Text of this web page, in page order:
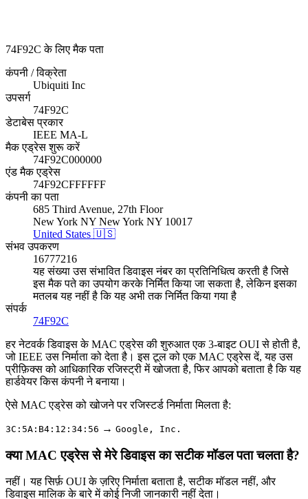
74F92C के लिए मैक पता
कंपनी / विक्रेता
Ubiquiti Inc
उपसर्ग
74F92C
डेटाबेस प्रकार
IEEE MA-L
मैक एड्रेस शुरू करें
74F92C000000
एंड मैक एड्रेस
74F92CFFFFFF
कंपनी का पता
685 Third Avenue, 27th Floor
New York NY New York NY 10017
United States 🇺🇸
संभव उपकरण
16777216
यह संख्या उस संभावित डिवाइस नंबर का प्रतिनिधित्व करती है जिसे
इस मैक पते का उपयोग करके निर्मित किया जा सकता है, लेकिन इसका
मतलब यह नहीं है कि यह अभी तक निर्मित किया गया है
संपर्क
74F92C
हर नेटवर्क डिवाइस के MAC एड्रेस की शुरुआत एक 3-बाइट OUI से होती है,
जो IEEE उस निर्माता को देता है। इस टूल को एक MAC एड्रेस दें, यह उस
प्रीफ़िक्स को आधिकारिक रजिस्ट्री में खोजता है, फिर आपको बताता है कि यह
हार्डवेयर किस कंपनी ने बनाया।
ऐसे MAC एड्रेस को खोजने पर रजिस्टर्ड निर्माता मिलता है:
3C:5A:B4:12:34:56 → Google, Inc.
क्या MAC एड्रेस से मेरे डिवाइस का सटीक मॉडल पता चलता है?
नहीं। यह सिर्फ़ OUI के ज़रिए निर्माता बताता है, सटीक मॉडल नहीं, और
डिवाइस मालिक के बारे में कोई निजी जानकारी नहीं देता।